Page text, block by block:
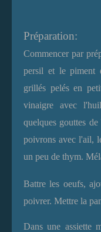
Préparation:
Commencer par
persil et le piment
grillés pelés en
vinaigre avec
quelques gouttes
poivrons avec l'ail,
un peu de thym.
Battre les oeufs,
poivrer. Mettre la
Dans une assiette